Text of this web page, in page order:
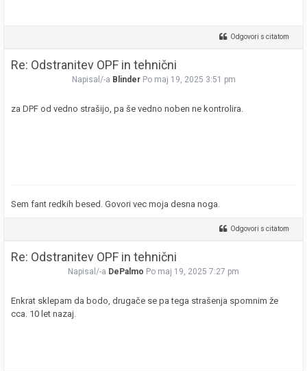
Odgovori s citatom
Re: Odstranitev OPF in tehnični
Napisal/-a Blinder Po maj 19, 2025 3:51 pm
za DPF od vedno strašijo, pa še vedno noben ne kontrolira.
Sem fant redkih besed. Govori vec moja desna noga.
Odgovori s citatom
Re: Odstranitev OPF in tehnični
Napisal/-a DePalmo Po maj 19, 2025 7:27 pm
Enkrat sklepam da bodo, drugače se pa tega strašenja spomnim že
cca. 10 let nazaj.